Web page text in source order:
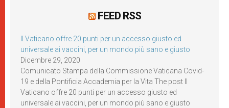
FEED RSS
Il Vaticano offre 20 punti per un accesso giusto ed
universale ai vaccini, per un mondo più sano e giusto
Dicembre 29, 2020
Comunicato Stampa della Commissione Vaticana Covid-
19 e della Pontificia Accademia per la Vita The post Il
Vaticano offre 20 punti per un accesso giusto ed
universale ai vaccini, per un mondo più sano e giusto